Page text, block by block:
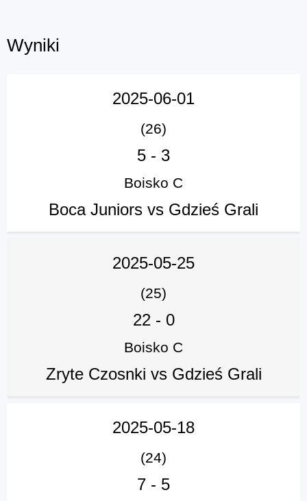
Wyniki
2025-06-01
(26)
5 - 3
Boisko C
Boca Juniors vs Gdzieś Grali
2025-05-25
(25)
22- 0
Boisko C
Zryte Czosnki vs Gdzieś Grali
2025-05-18
(24)
7 - 5